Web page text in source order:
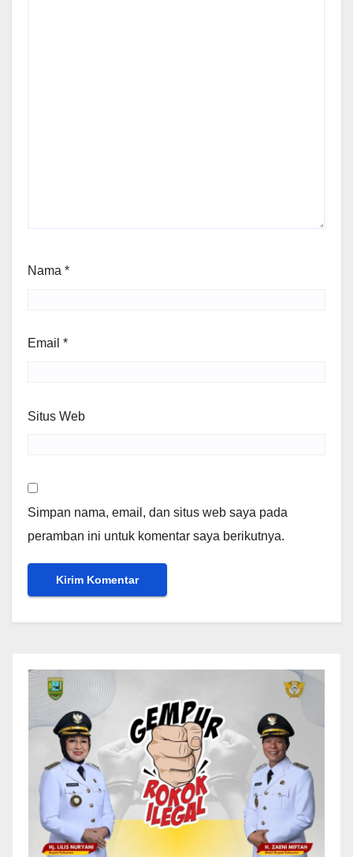
Nama *
Email *
Situs Web
Simpan nama, email, dan situs web saya pada
peramban ini untuk komentar saya berikutnya.